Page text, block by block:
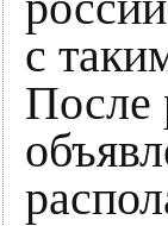
с
После